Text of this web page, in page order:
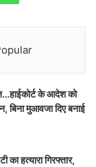
के आदेश को
बिना मुआवजा दिए बनाई
का हत्यारा गिरफ्तार,